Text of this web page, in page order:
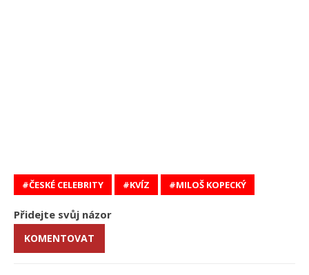
ČESKÉ CELEBRITY KVÍZ MILOŠ KOPECKÝ
Přidejte svůj názor
KOMENTOVAT